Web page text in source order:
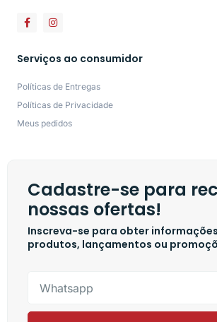
Serviços ao consumidor
Políticas de Entregas
Políticas de Privacidade
Meus pedidos
Cadastre-se para
nossas ofertas!
Inscreva-se para obter
produtos, lançamentos ou